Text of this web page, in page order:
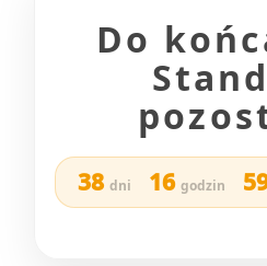
Do
38 dni 16 godzin